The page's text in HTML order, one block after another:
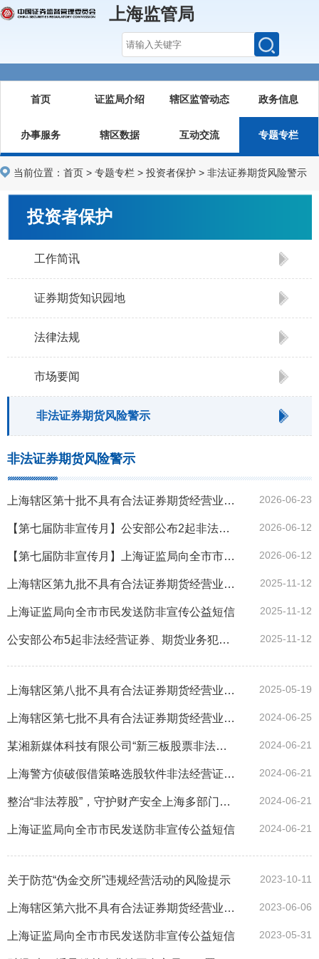
上海监管局
首页 证监局介绍 辖区监管动态 政务信息
办事服务 辖区数据 互动交流 专题专栏
当前位置： 首页 > 专题专栏 > 投资者保护 > 非法证券期货风险警示
投资者保护
工作简讯
证券期货知识园地
法律法规
市场要闻
非法证券期货风险警示
非法证券期货风险警示
上海辖区第十批不具有合法证券期货经营业务资质的机构名单 2026-06-23
【第七届防非宣传月】公安部公布2起非法经营证券、期货业务犯罪典型案例 2026-06-12
【第七届防非宣传月】上海证监局向全市市民发送防非宣传公益短信 2026-06-12
上海辖区第九批不具有合法证券期货经营业务资质的机构名单 2025-11-12
上海证监局向全市市民发送防非宣传公益短信 2025-11-12
公安部公布5起非法经营证券、期货业务犯罪典型案例 2025-11-12
上海辖区第八批不具有合法证券期货经营业务资质的机构名单 2025-05-19
上海辖区第七批不具有合法证券期货经营业务资质的机构名单 2024-06-25
某湘新媒体科技有限公司“新三板股票非法销售”非法经营案 2024-06-21
上海警方侦破假借策略选股软件非法经营证券投资咨询业务系列案 2024-06-21
整治“非法荐股”，守护财产安全上海多部门联合开展打击网上非法证券期货行为专项行动 2024-06-21
上海证监局向全市市民发送防非宣传公益短信 2024-06-21
关于防范“伪金交所”违规经营活动的风险提示 2023-10-11
上海辖区第六批不具有合法证券期货经营业务资质的机构名单 2023-06-06
上海证监局向全市市民发送防非宣传公益短信 2023-05-31